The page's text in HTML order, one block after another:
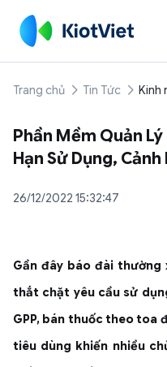
Trang chủ Tin Tức Kinh
Phần Mềm Quản
Hạn Sử Dụng,
26/12/2022 15:32:47
Gần đây báo đài
thắt chặt yêu cầu sử
GPP, bán thuốc theo toa
tiêu dùng khiến nhiều